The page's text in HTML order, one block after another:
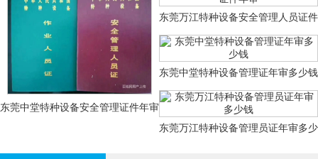
东莞中堂特种设备安全管理证件年审
东莞万江特种设备安全管理人员证件
年审
东莞中堂特种设备管理证年审多少钱
东莞万江特种设备管理员证年审多少